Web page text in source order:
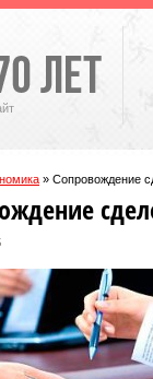
» Сопровождение